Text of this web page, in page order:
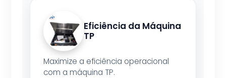
Eficiência da Máquina
TP
Maximize a eficiência operacional
com a máquina TP.